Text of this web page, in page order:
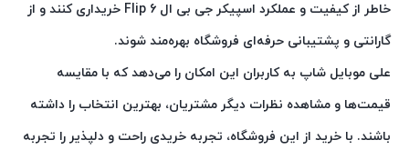
خاطر از کیفیت و عملکرد اسپیکر جی بی ال Flip 6 خریداری کنند و از
گارانتی و پشتیبانی حرفه‌ای فروشگاه بهره‌مند شوند.
علی موبایل شاپ به کاربران این امکان را می‌دهد که با مقایسه
قیمت‌ها و مشاهده نظرات دیگر مشتریان، بهترین انتخاب را داشته
باشند. با خرید از این فروشگاه، تجربه خریدی راحت و دلپذیر را تجربه